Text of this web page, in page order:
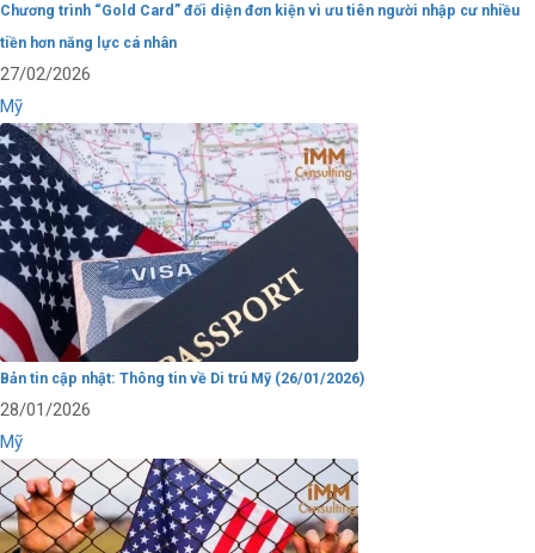
Chương trình “Gold Card” đối diện đơn kiện vì ưu tiên người nhập cư nhiều
tiền hơn năng lực cá nhân
27/02/2026
Mỹ
Bản tin cập nhật: Thông tin về Di trú Mỹ (26/01/2026)
28/01/2026
Mỹ